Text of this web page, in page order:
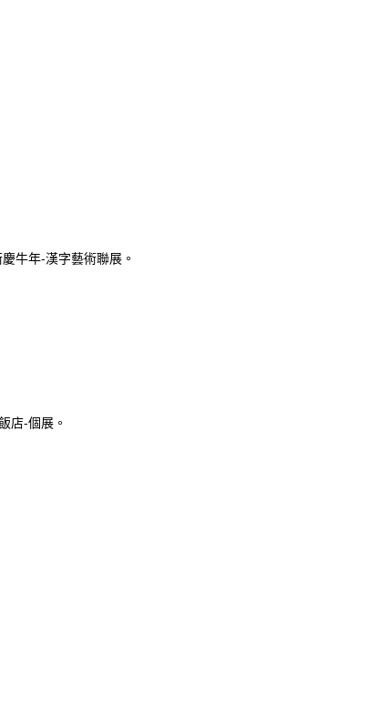
牛年-漢字藝術聯展。
店-個展。